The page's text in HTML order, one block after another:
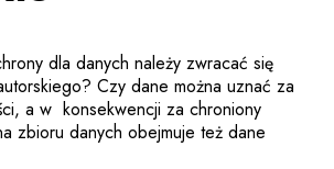
dla danych należy zwracać się
Czy dane można uznać za
a w konsekwencji za chroniony
zbioru danych obejmuje też dane